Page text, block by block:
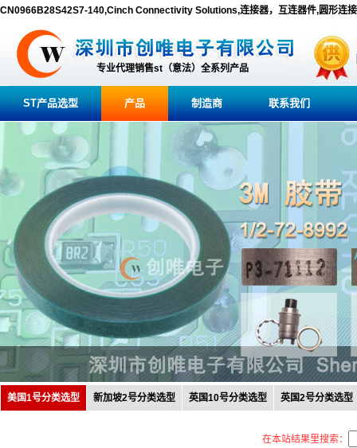
CN0966B28S42S7-140,Cinch Connectivity Solutions,连接器，互连器件,圆形连
专业代理销售st（意法）全系列产品
ST产品选型 产品 制造商 联系我们
美国1号分类选型 新加坡2号分类选型 英国10号分类选型 英国2号分类选型
在本站结果里搜索：